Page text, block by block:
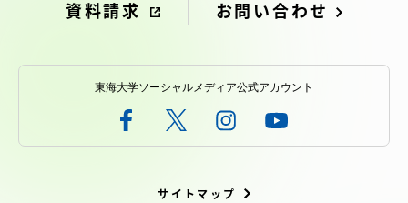
資料請求 お問い合わせ
東海大学ソーシャルメディア公式アカウント
サイトマップ